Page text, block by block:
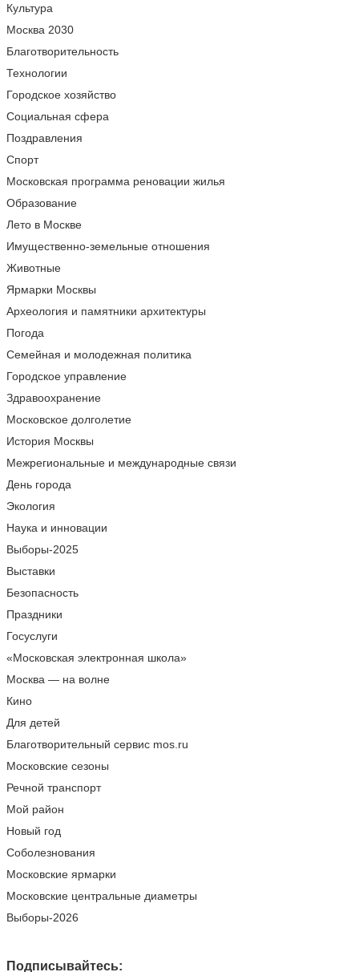
Культура
Москва 2030
Благотворительность
Технологии
Городское хозяйство
Социальная сфера
Поздравления
Спорт
Московская программа реновации жилья
Образование
Лето в Москве
Имущественно-земельные отношения
Животные
Ярмарки Москвы
Археология и памятники архитектуры
Погода
Семейная и молодежная политика
Городское управление
Здравоохранение
Московское долголетие
История Москвы
Межрегиональные и международные связи
День города
Экология
Наука и инновации
Выборы-2025
Выставки
Безопасность
Праздники
Госуслуги
«Московская электронная школа»
Москва — на волне
Кино
Для детей
Благотворительный сервис mos.ru
Московские сезоны
Речной транспорт
Мой район
Новый год
Соболезнования
Московские ярмарки
Московские центральные диаметры
Выборы-2026
Подписывайтесь: